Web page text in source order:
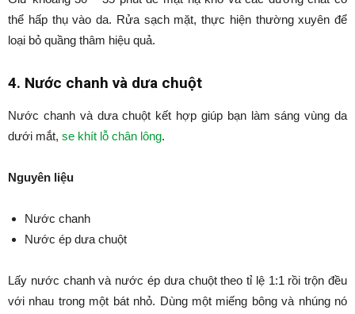
thể hấp thụ vào da. Rửa sạch mặt, thực hiện thường xuyên để
loại bỏ quầng thâm hiệu quả.
4. Nước chanh và dưa chuột
Nước chanh và dưa chuột kết hợp giúp bạn làm sáng vùng da
dưới mắt, se khít lỗ chân lông.
Nguyên liệu
Nước chanh
Nước ép dưa chuột
Lấy nước chanh và nước ép dưa chuột theo tỉ lệ 1:1 rồi trộn đều
với nhau trong một bát nhỏ. Dùng một miếng bông và nhúng nó